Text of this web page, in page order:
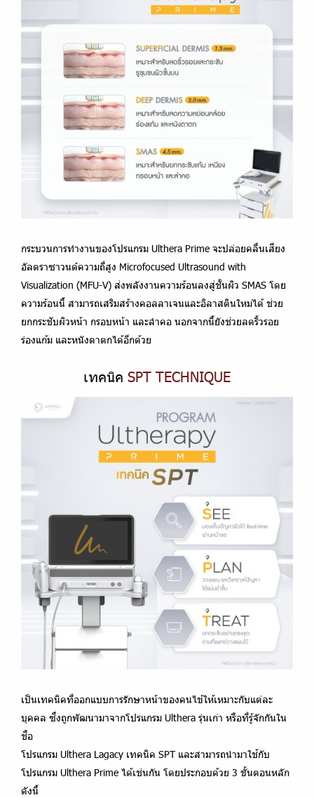
กระบวนการทำงานของโปรแกรม Ulthera Prime จะปล่อยคลื่นเสียง
อัลตราซาวนด์ความถี่สูง Microfocused Ultrasound with
Visualization (MFU-V) ส่งพลังงานความร้อนลงสู่ชั้นผิว SMAS โดย
ความร้อนนี้ สามารถเสริมสร้างคอลลาเจนและอิลาสตินใหม่ได้ ช่วย
ยกกระชับผิวหน้า กรอบหน้า และลำคอ นอกจากนี้ยังช่วยลดริ้วรอย
ร่องแก้ม และหนังตาตกได้อีกด้วย
เทคนิค SPT TECHNIQUE
เป็นเทคนิคที่ออกแบบการรักษาหน้าของคนไข้ให้เหมาะกับแต่ละ
บุคคล ซึ่งถูกพัฒนามาจากโปรแกรม Ulthera รุ่นเก่า หรือที่รู้จักกันใน
ชื่อ
โปรแกรม Ulthera Lagacy เทคนิค SPT และสามารถนำมาใช้กับ
โปรแกรม Ulthera Prime ได้เช่นกัน โดยประกอบด้วย 3 ขั้นตอนหลัก
ดังนี้